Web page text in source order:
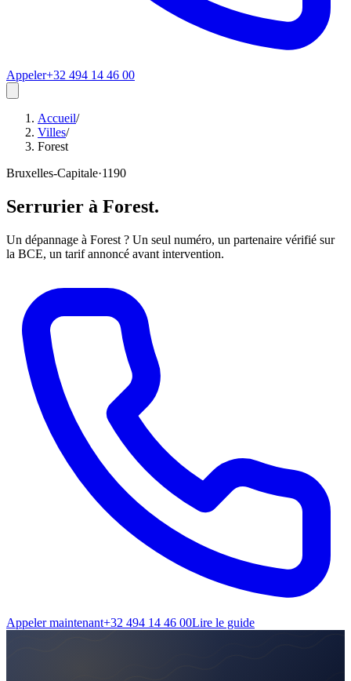
Appeler+32 494 14 46 00
Accueil/
Villes/
Forest
Bruxelles-Capitale·1190
Serrurier à Forest.
Un dépannage à Forest ? Un seul numéro, un partenaire vérifié sur
la BCE, un tarif annoncé avant intervention.
Appeler maintenant+32 494 14 46 00Lire le guide